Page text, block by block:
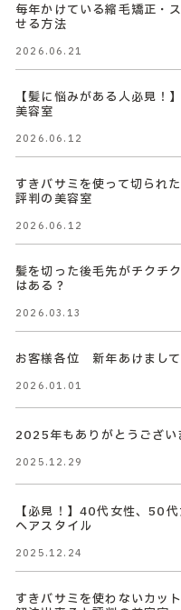
毎年かけている縮毛矯正・
せる方法
2026.06.21
【髪に悩みがある人必見！
美容室
2026.06.12
すきバサミを使って切られ
評判の美容室
2026.06.12
髪を切った後毛先がチクチ
はある？
2026.03.13
お客様各位 新年あけまし
2026.01.01
2025年もありがとうござい
2025.12.29
【必見！】40代女性、50
ヘアスタイル
2025.12.24
すきバサミを使わないカッ